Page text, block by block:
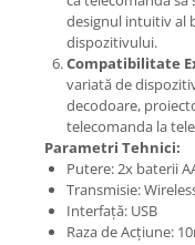
designul intuitiv al
dispozitivului.
Compatibilitate
variată de
decodoare,
telecomanda la
Parametri Tehnici:
Putere: 2x baterii
Transmisie:
Interfață: USB
Raza de Acțiune: